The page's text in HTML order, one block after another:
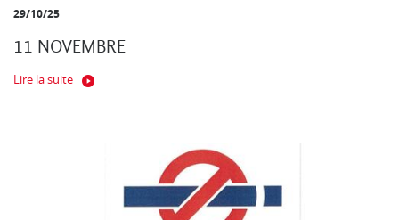
29/10/25
11 NOVEMBRE
Lire la suite